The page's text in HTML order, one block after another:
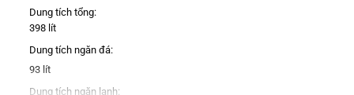
Dung tích tổng:
398 lít
Dung tích ngăn đá:
93 lít
Dung tích ngăn lạnh: